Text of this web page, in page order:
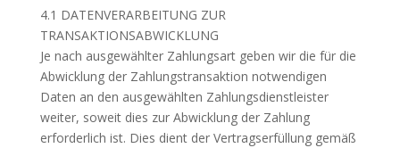
4.1 DATENVERARBEITUNG ZUR
TRANSAKTIONSABWICKLUNG
Je nach ausgewählter Zahlungsart geben wir die für die
Abwicklung der Zahlungstransaktion notwendigen
Daten an den ausgewählten Zahlungsdienstleister
weiter, soweit dies zur Abwicklung der Zahlung
erforderlich ist. Dies dient der Vertragserfüllung gemäß